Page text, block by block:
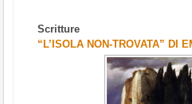
Scritture
“L’ISOLA NON-TROVATA” DI